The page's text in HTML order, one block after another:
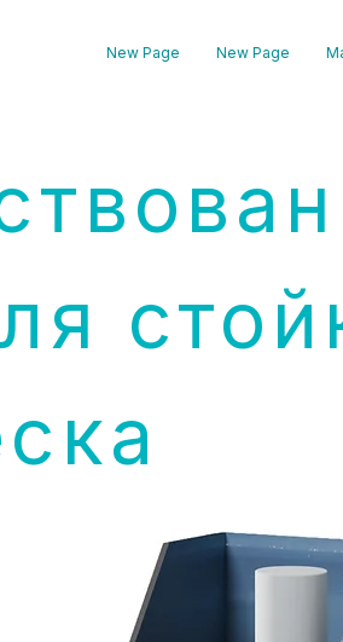
New Page New Page